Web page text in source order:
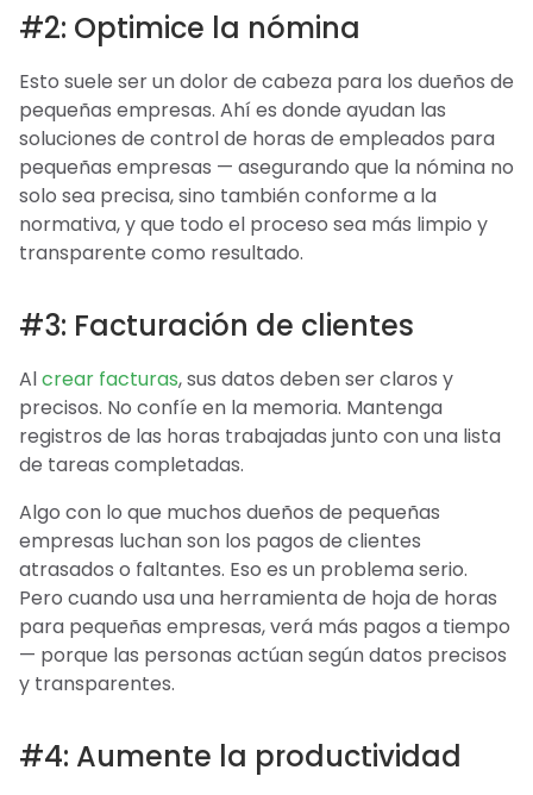
#2: Optimice la nómina
Esto suele ser un dolor de cabeza para los dueños de
pequeñas empresas. Ahí es donde ayudan las
soluciones de control de horas de empleados para
pequeñas empresas — asegurando que la nómina no
solo sea precisa, sino también conforme a la
normativa, y que todo el proceso sea más limpio y
transparente como resultado.
#3: Facturación de clientes
Alcrear facturas, sus datos deben ser claros y
precisos. No confíe en la memoria. Mantenga
registros de las horas trabajadas junto con una lista
de tareas completadas.
Algo con lo que muchos dueños de pequeñas
empresas luchan son los pagos de clientes
atrasados o faltantes. Eso es un problema serio.
Pero cuando usa una herramienta de hoja de horas
para pequeñas empresas, verá más pagos a tiempo
— porque las personas actúan según datos precisos
y transparentes.
#4: Aumente la productividad